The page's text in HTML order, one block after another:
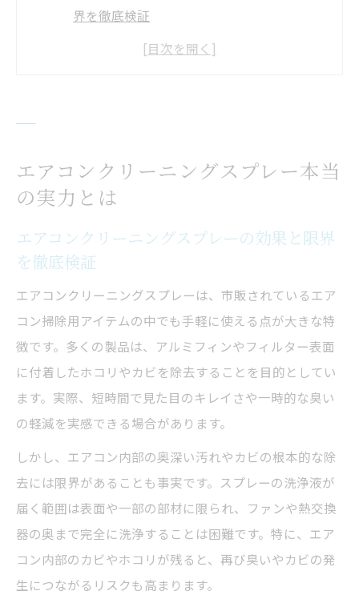
界を徹底検証
実際のエアコンクリーニング効果を口コミ
真実
エアコンクリーニングスプレーの安全性と
注意点
使い方一つで変わるエアコン掃除の効果
エアコンクリーニングスプレーの正しい使
い方ポイント
掃除前後で変わるエアコンクリーニングの
効果とは
効果的なエアコンクリーニング手順を解説
エアコンクリーニングスプレーの失敗しな
いやり方
おすすめの掃除タイミングと頻度を実体験
から紹介
スプレーが逆効果になる理由を徹底解説
エアコンクリーニングスプレーが逆効果に
なる原因
エアコンクリーニングスプレー本当
の実力とは
エアコンクリーニングスプレーの効果と限界
を徹底検証
エアコンクリーニングスプレーは、市販されているエア
コン掃除用アイテムの中でも手軽に使える点が大きな特
徴です。多くの製品は、アルミフィンやフィルター表面
に付着したホコリやカビを除去することを目的としてい
ます。実際、短時間で見た目のキレイさや一時的な臭い
の軽減を実感できる場合があります。
しかし、エアコン内部の奥深い汚れやカビの根本的な除
去には限界があることも事実です。スプレーの洗浄液が
届く範囲は表面や一部の部材に限られ、ファンや熱交換
器の奥まで完全に洗浄することは困難です。特に、エア
コン内部のカビやホコリが残ると、再び臭いやカビの発
生につながるリスクも高まります。